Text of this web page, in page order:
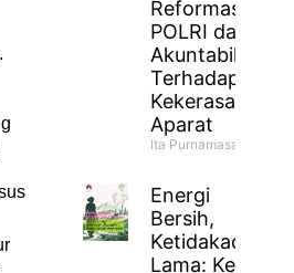
Reformasi
POLRI dan
Akuntabilitas
Terhadap
Kekerasan
Aparat
Ita Purnamasari
Energi
Bersih,
Ketidakadilan
Lama: Ketika